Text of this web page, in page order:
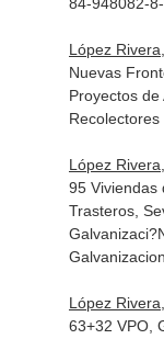
López
Nuevas
Proyectos
López
95 Viviendas
Trasteros,
López
63+32 VPO,